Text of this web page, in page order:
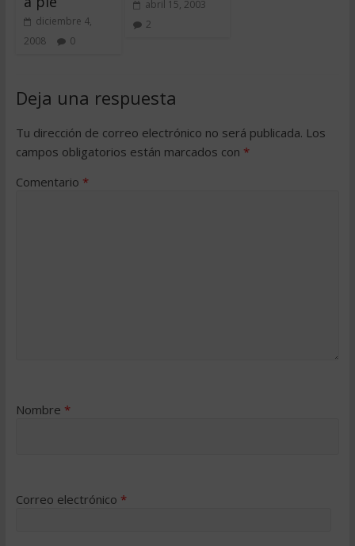
diciembre 4,
2008
0
abril 15, 2003
2
Deja una respuesta
Tu dirección de correo electrónico no será publicada. Los
campos obligatorios están marcados con *
Comentario *
Nombre *
Correo electrónico *